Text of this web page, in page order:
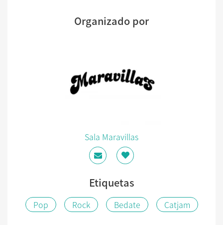
Organizado por
Sala Maravillas
Etiquetas
Pop Rock Bedate Catjam